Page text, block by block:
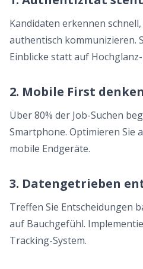
Kandidaten erkennen
authentisch kommunizieren.
Einblicke statt auf
2. Mobile First denken
Über 80% der Job-Suchen
Smartphone. Optimieren Sie
mobile Endgeräte.
3. Datengetrieben
Treffen Sie Entscheidungen
auf Bauchgefühl.
Tracking-System.